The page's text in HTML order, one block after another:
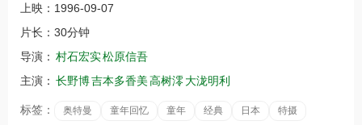
上映： 1996-09-07
片长： 30分钟
导演： 村石宏实松原信吾
主演： 长野博吉本多香美高树澪大泷明利
标签： 奥特曼 童年回忆 童年 经典 日本 特摄